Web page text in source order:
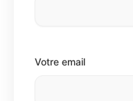
Votre email